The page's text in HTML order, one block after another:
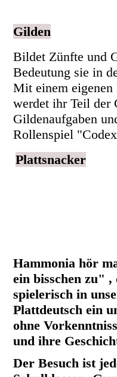
Gilden
Bildet Zünfte und
Bedeutung sie in
Mit einem eigenen
werdet ihr Teil der
Gildenaufgaben
Rollenspiel
Plattsnacker
Hammonia hör
ein bisschen zu"
spielerisch in
Plattdeutsch ein
ohne
und ihre
Der Besuch ist